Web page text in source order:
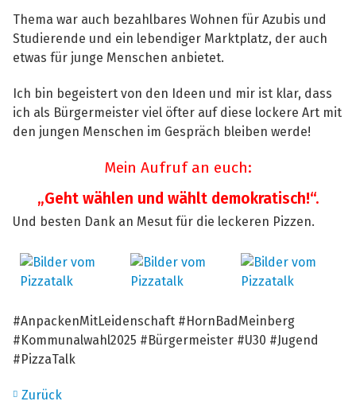
Thema war auch bezahlbares Wohnen für Azubis und
Studierende und ein lebendiger Marktplatz, der auch
etwas für junge Menschen anbietet.
Ich bin begeistert von den Ideen und mir ist klar, dass
ich als Bürgermeister viel öfter auf diese lockere Art mit
den jungen Menschen im Gespräch bleiben werde!
Mein Aufruf an euch:
„Geht wählen und wählt demokratisch!“.
Und besten Dank an Mesut für die leckeren Pizzen.
#AnpackenMitLeidenschaft #HornBadMeinberg
#Kommunalwahl2025 #Bürgermeister #U30 #Jugend
#PizzaTalk
Zurück